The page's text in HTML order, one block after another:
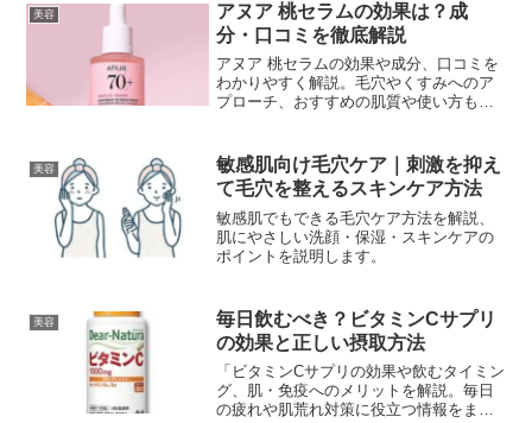
美容
アヌア 桃セラムの効果は？成
分・口コミを徹底解説
アヌア 桃セラムの効果や成分、口コミを
わかりやすく解説。毛穴やくすみへのア
プローチ、おすすめの肌質や使い方も紹
美容
敏感肌向け毛穴ケア｜刺激を抑え
て毛穴を整えるスキンケア方法
敏感肌でもできる毛穴ケア方法を解説、
肌にやさしい洗顔・保湿・スキンケアの
ポイントを説明します。
美容
毎日飲むべき？ビタミンCサプリ
の効果と正しい摂取方法
「ビタミンCサプリの効果や飲むタイミン
グ、肌・免疫へのメリットを解説。毎日
の疲れや肌荒れ対策に役立つ情報をまと